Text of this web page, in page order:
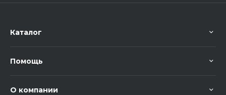
Каталог
Помощь
О компании